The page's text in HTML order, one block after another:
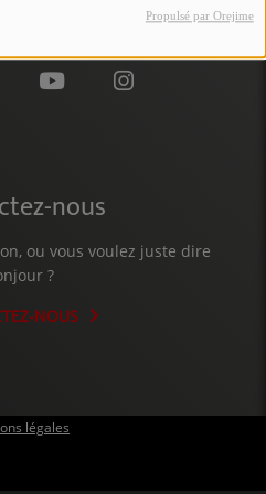
Propulsé par Orejime
nous
ou vous voulez juste dire
?
NOUS
légales